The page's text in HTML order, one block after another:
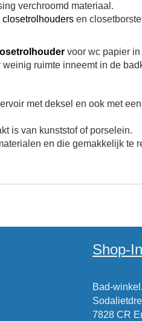
verchroomd materiaal.
closetrolhouders en
voor wc papier in
ruimte inneemt in de
met deksel en ook met
is van kunststof of porselein.
en die gemakkelijk te
Shop-
Bad-
7828 CR